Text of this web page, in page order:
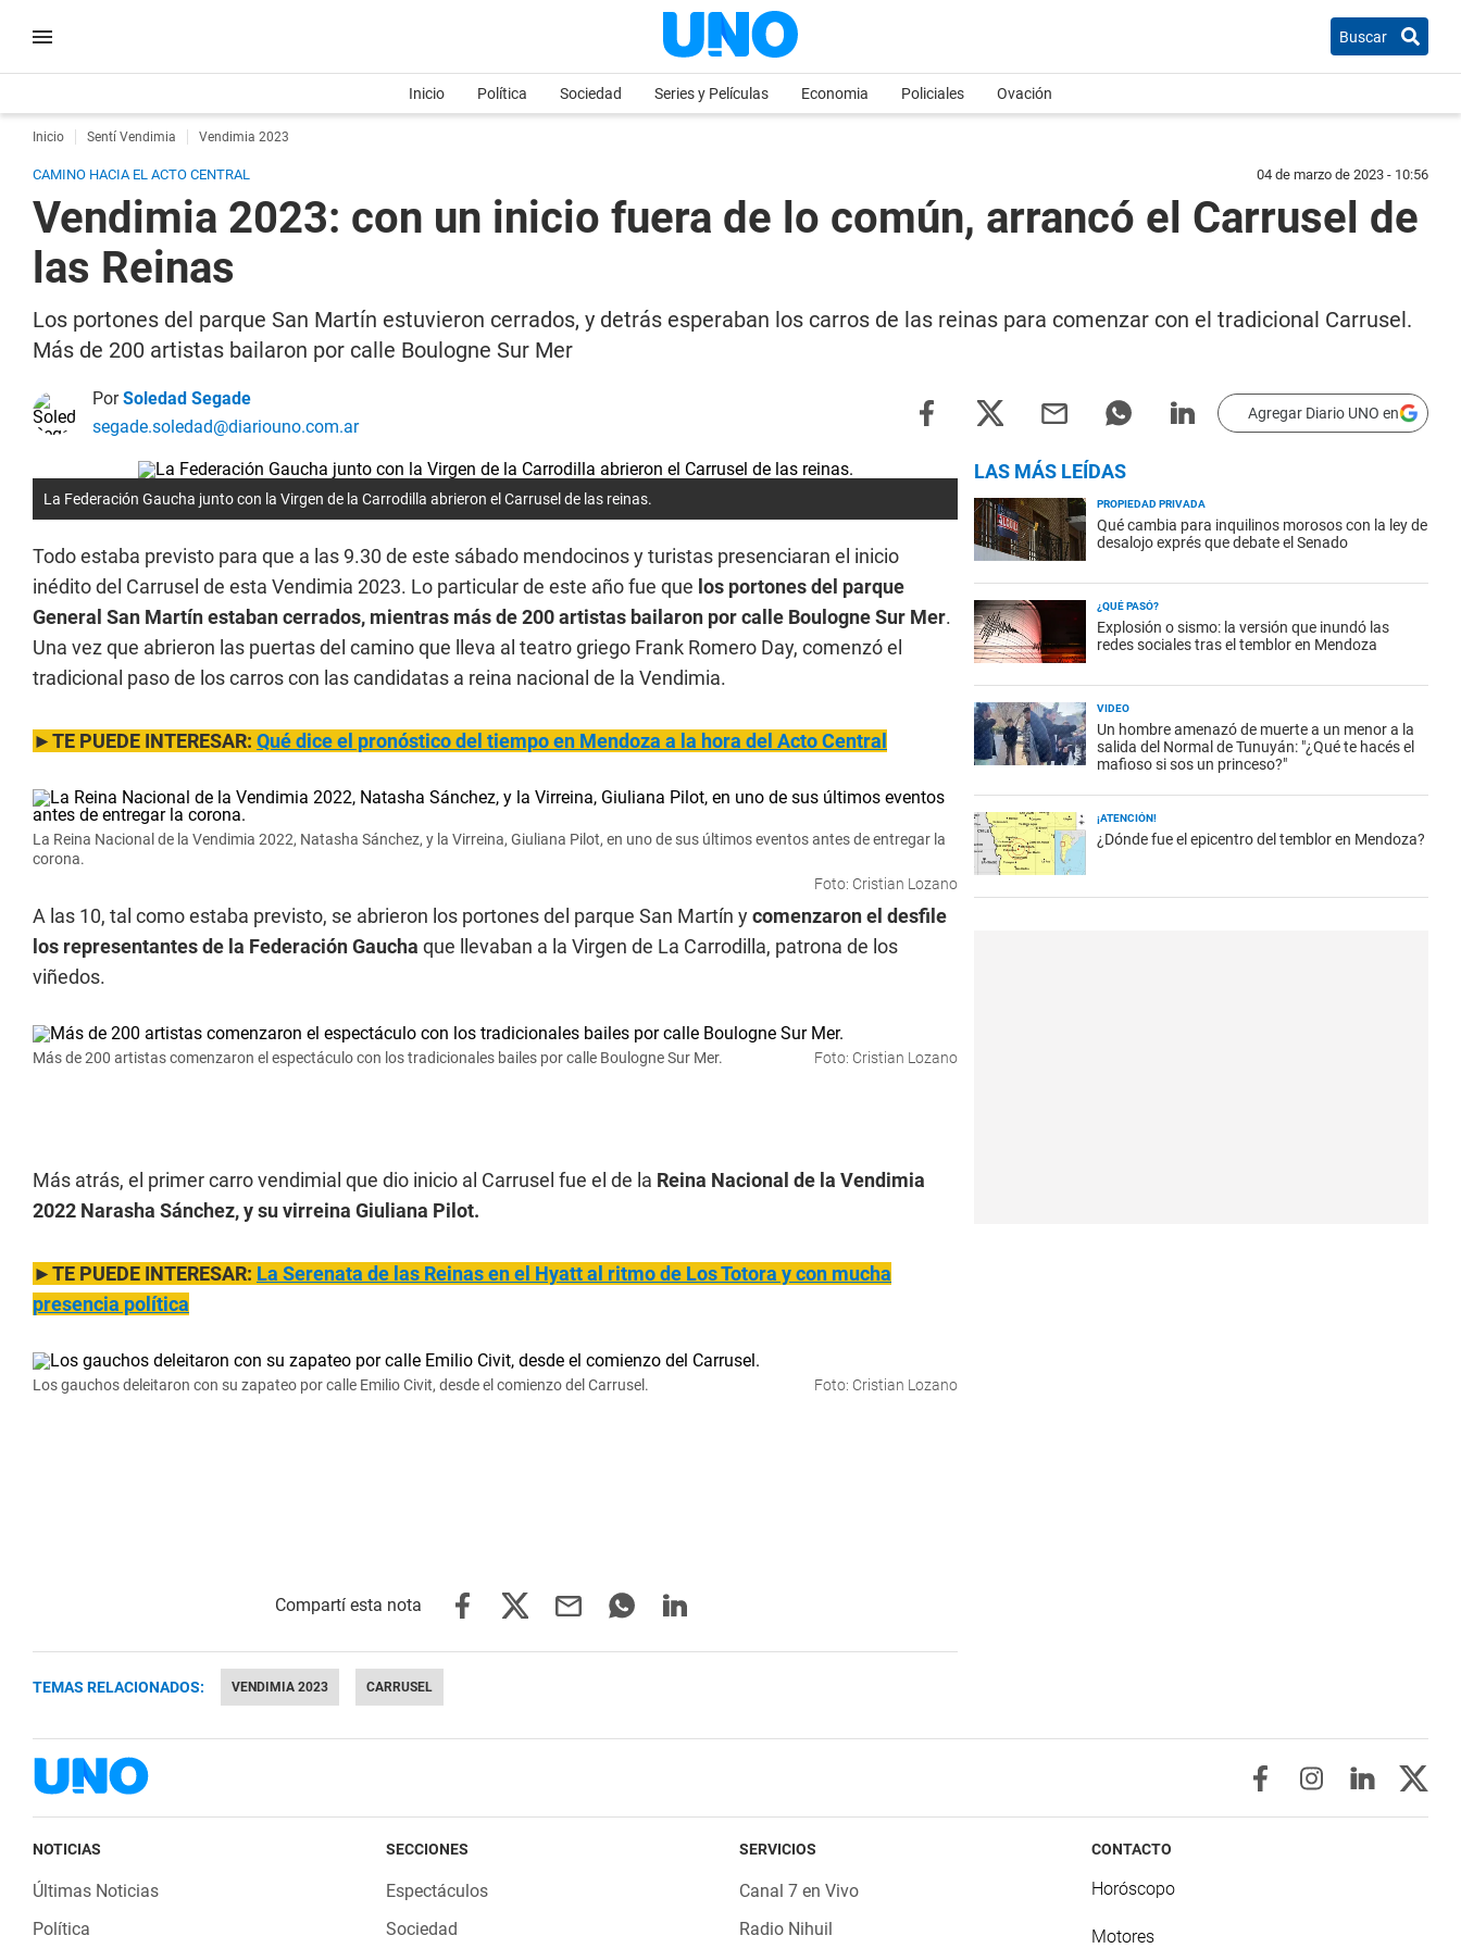
Buscar
Inicio Política Sociedad Series y Películas Economia Policiales Ovación
Inicio Sentí Vendimia Vendimia 2023
CAMINO HACIA EL ACTO CENTRAL 04 de marzo de 2023 - 10:56
Vendimia 2023: con un inicio fuera de lo común, arrancó el Carrusel de
las Reinas
Los portones del parque San Martín estuvieron cerrados, y detrás esperaban los carros de las reinas para comenzar con el tradicional Carrusel.
Más de 200 artistas bailaron por calle Boulogne Sur Mer
PorSoledad Segade
segade.soledad@diariouno.com.ar
Agregar Diario UNO en
La Federación Gaucha junto con la Virgen de la Carrodilla abrieron el Carrusel de las reinas.
Todo estaba previsto para que a las 9.30 de este sábado mendocinos y turistas presenciaran el inicio
inédito del Carrusel de esta Vendimia 2023. Lo particular de este año fue que los portones del parque
General San Martín estaban cerrados, mientras más de 200 artistas bailaron por calle Boulogne Sur Mer.
Una vez que abrieron las puertas del camino que lleva al teatro griego Frank Romero Day, comenzó el
tradicional paso de los carros con las candidatas a reina nacional de la Vendimia.
►TE PUEDE INTERESAR: Qué dice el pronóstico del tiempo en Mendoza a la hora del Acto Central
La Reina Nacional de la Vendimia 2022, Natasha Sánchez, y la Virreina, Giuliana Pilot, en uno de sus últimos eventos antes de entregar la
corona.
Foto: Cristian Lozano
A las 10, tal como estaba previsto, se abrieron los portones del parque San Martín ycomenzaron el desfile
los representantes de la Federación Gaucha que llevaban a la Virgen de La Carrodilla, patrona de los
viñedos.
Más de 200 artistas comenzaron el espectáculo con los tradicionales bailes por calle Boulogne Sur Mer. Foto: Cristian Lozano
Más atrás, el primer carro vendimial que dio inicio al Carrusel fue el de la Reina Nacional de la Vendimia
2022 Narasha Sánchez, y su virreina Giuliana Pilot.
►TE PUEDE INTERESAR: La Serenata de las Reinas en el Hyatt al ritmo de Los Totora y con mucha
presencia política
Los gauchos deleitaron con su zapateo por calle Emilio Civit, desde el comienzo del Carrusel. Foto: Cristian Lozano
TEMAS RELACIONADOS: VENDIMIA 2023 CARRUSEL
LAS MÁS LEÍDAS
PROPIEDAD PRIVADA
Qué cambia para inquilinos morosos con la ley de
desalojo exprés que debate el Senado
¿QUÉ PASÓ?
Explosión o sismo: la versión que inundó las
redes sociales tras el temblor en Mendoza
VIDEO
Un hombre amenazó de muerte a un menor a la
salida del Normal de Tunuyán: "¿Qué te hacés el
mafioso si sos un princeso?"
¡ATENCIÓN!
¿Dónde fue el epicentro del temblor en Mendoza?
NOTICIAS
Últimas Noticias
Política
SECCIONES
Espectáculos
Sociedad
SERVICIOS
Canal 7 en Vivo
Radio Nihuil
CONTACTO
Horóscopo
Motores